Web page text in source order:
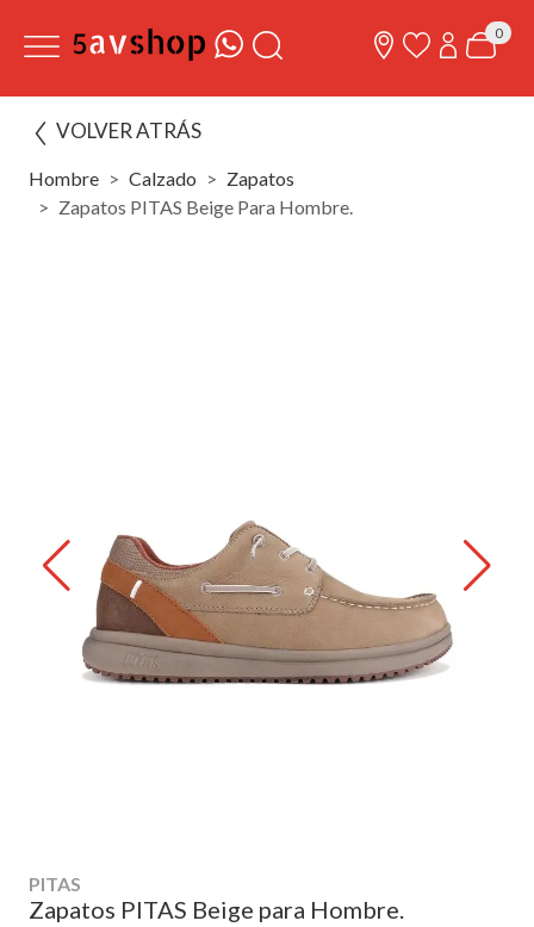
0
VOLVER ATRÁS
Hombre Calzado
Zapatos
Zapatos PITAS Beige Para Hombre.
PITAS
Zapatos PITAS Beige para Hombre.